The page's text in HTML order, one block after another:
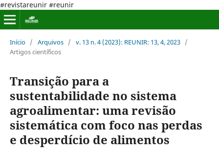
#revistareunir #reunir
Início / Arquivos / v. 13 n. 4 (2023): REUNIR: 13, 4, 2023 /
Artigos científicos
Transição para a
sustentabilidade no sistema
agroalimentar: uma revisão
sistemática com foco nas perdas
e desperdício de alimentos